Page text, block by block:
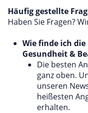
Häufig gestellte
Haben Sie Fragen?
Wie finde ich
Gesundheit &
Die besten
ganz oben.
unseren
heißesten
erhalten.